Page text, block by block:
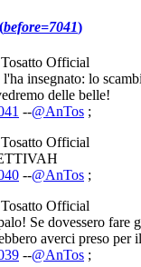
before=7041)
Official
insegnato: lo
delle belle!
--@AnTos ;
Official
--@AnTos ;
Official
Se dovessero fare
averci preso per
--@AnTos ;